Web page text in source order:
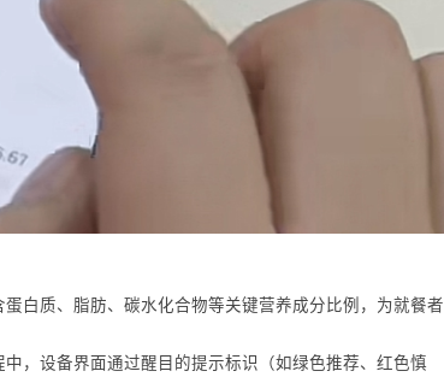
白质、脂肪、碳水化合物等关键营养成分比例，为就餐者
，设备界面通过醒目的提示标识（如绿色推荐、红色慎